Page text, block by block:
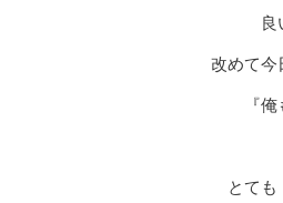
改めて今
『
とて